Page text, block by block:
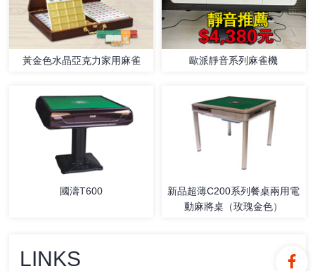
黃金色水晶亞克力家用麻雀 歐派靜音系列麻雀機
國濤T600
新品超薄C200系列餐桌兩用電
動麻將桌（玫瑰金色）
LINKS